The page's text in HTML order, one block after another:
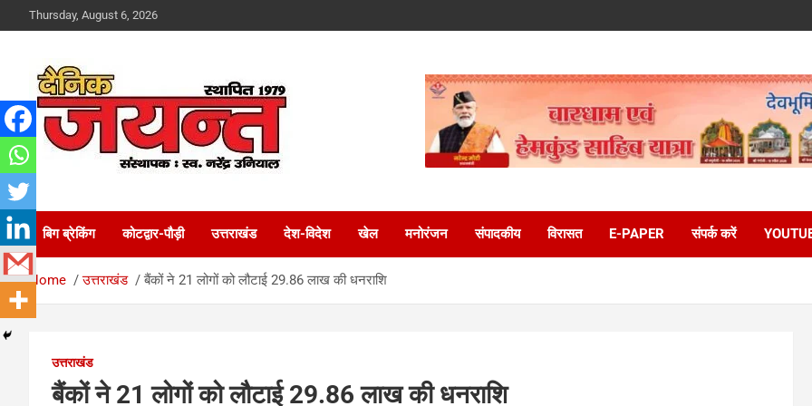
to
Thursday, August 6, 2026
Dainik Jayant
बिग ब्रेकिंग कोटद्वार-पौड़ी उत्तराखंड देश-विदेश खेल मनोरंजन संपादकीय विरासत E-PAPER संपर्क करें
Home उत्तराखंड बैंकों ने 21 लोगों को लौटाई 29.86 लाख की धनराशि
उत्तराखंड
बैंकों ने 21 लोगों को लौटाई 29.86 लाख की धनराशि